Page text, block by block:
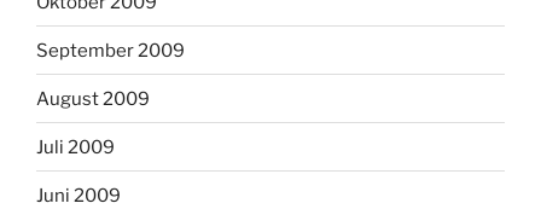
September 2009
August 2009
Juli 2009
Juni 2009